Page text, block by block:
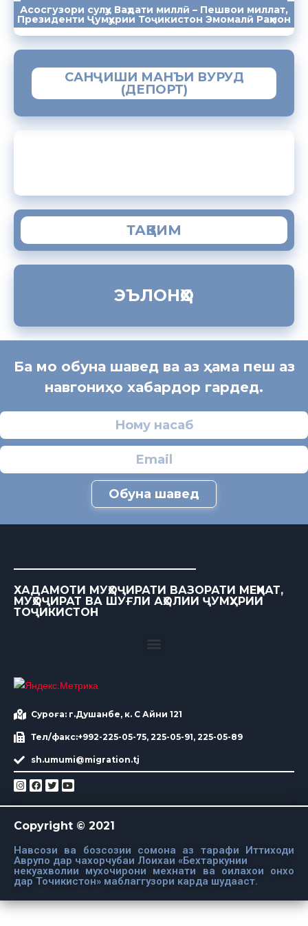
Асосгузори сулҳу Ваҳдати миллӣ – Пешвои миллат,
Президенти Ҷумҳурии Тоҷикистон Эмомалӣ Раҳмон
ПАЁМҲО СУХАНРОНИҲО СОМОНА
САНҶИШИ МАНЪИ ВУРУД
(ДЕПОРТ)
ТАҚВИМ
ЭЪЛОНҲО
Ба мо обуна шавед ва аз ҳама пеш аз
навгониҳо хабардор гардед.
Обуна шавед
ХАДАМОТИ МУҲОҶИРАТИ ВАЗОРАТИ МЕҲНАТ,
МУҲОҶИРАТ ВА ШУҒЛИ АҲОЛИИ ҶУМҲУРИИ
ТОҶИКИСТОН
Суроға: г.Душанбе, к. С Айни 121
Тел/факс:+992-225-05-75, 225-05-91, 225-05-89
sh.umumi@migration.tj
Copyright © 2021
Навсози ва бозсозии сомона аз тарафи Иттиходи
Аврупо дар чахорчубаи Лоихаи «Бехтаркунии
некуахволии мухочирони мехнати ва оилахои онхо
дар Точикистон» маблаггузори карда шудааст.